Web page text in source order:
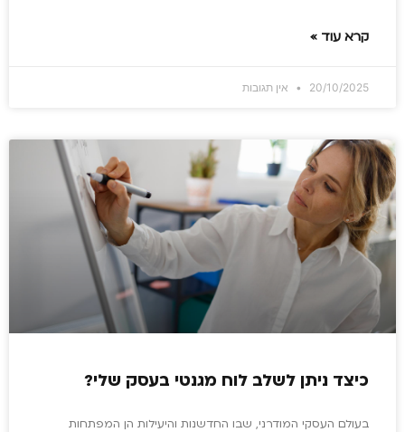
קרא עוד »
20/10/2025 אין תגובות
כיצד ניתן לשלב לוח מגנטי בעסק שלי?
בעולם העסקי המודרני, שבו החדשנות והיעילות הן המפתחות